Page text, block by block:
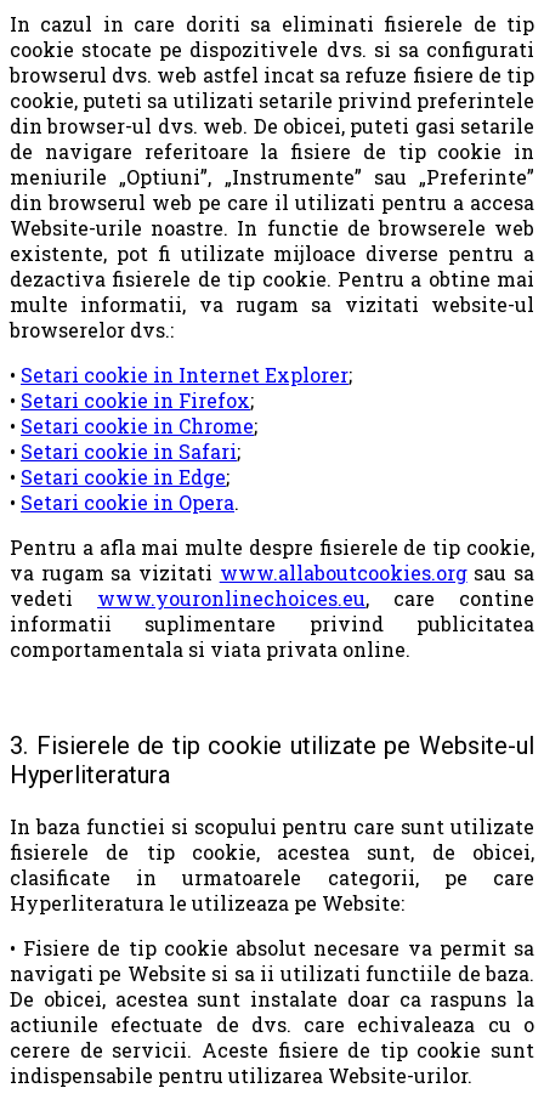
In cazul in care doriti sa eliminati fisierele de tip
cookie stocate pe dispozitivele dvs. si sa configurati
browserul dvs. web astfel incat sa refuze fisiere de tip
cookie, puteti sa utilizati setarile privind preferintele
din browser-ul dvs. web. De obicei, puteti gasi setarile
de navigare referitoare la fisiere de tip cookie in
meniurile „Optiuni”, „Instrumente” sau „Preferinte”
din browserul web pe care il utilizati pentru a accesa
Website-urile noastre. In functie de browserele web
existente, pot fi utilizate mijloace diverse pentru a
dezactiva fisierele de tip cookie. Pentru a obtine mai
multe informatii, va rugam sa vizitati website-ul
browserelor dvs.:
• Setari cookie in Internet Explorer;
• Setari cookie in Firefox;
• Setari cookie in Chrome;
• Setari cookie in Safari;
• Setari cookie in Edge;
• Setari cookie in Opera.
Pentru a afla mai multe despre fisierele de tip cookie,
va rugam sa vizitati www.allaboutcookies.orgsau sa
vedeti www.youronlinechoices.eu, care contine
informatii suplimentare privind publicitatea
comportamentala si viata privata online.
3. Fisierele de tip cookie utilizate pe Website-ul
Hyperliteratura
In baza functiei si scopului pentru care sunt utilizate
fisierele de tip cookie, acestea sunt, de obicei,
clasificate in urmatoarele categorii, pe care
Hyperliteratura le utilizeaza pe Website:
• Fisiere de tip cookie absolut necesare va permit sa
navigati pe Website si sa ii utilizati functiile de baza.
De obicei, acestea sunt instalate doar ca raspuns la
actiunile efectuate de dvs. care echivaleaza cu o
cerere de servicii. Aceste fisiere de tip cookie sunt
indispensabile pentru utilizarea Website-urilor.